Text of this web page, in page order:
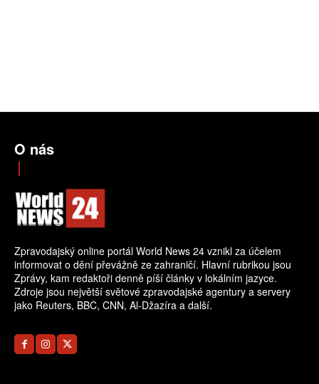
O nás
Zpravodajský online portál World News 24 vznikl za účelem
informovat o dění převážně ze zahraničí. Hlavní rubrikou jsou
Zprávy, kam redaktoři denně píší články v lokálním jazyce.
Zdroje jsou největší světové zpravodajské agentury a servery
jako Reuters, BBC, CNN, Al-Džazíra a další.